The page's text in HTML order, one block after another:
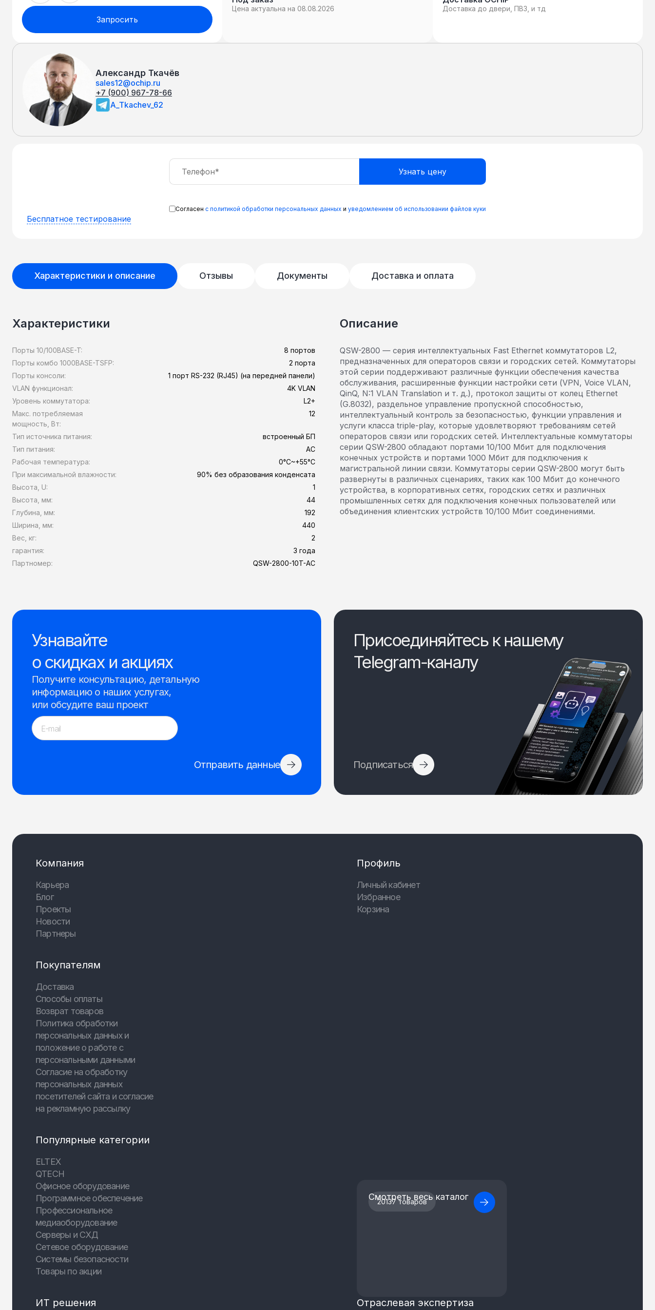
Запросить
Цена актуальна на 08.08.2026 Доставка до двери, ПВЗ, и тд
Александр Ткачёв
sales12@ochip.ru
+7 (900) 967-78-66
A_Tkachev_62
Согласен с политикой обработки персональных данных и уведомлением об использовании файлов куки
Бесплатное тестирование
Характеристики и описание Отзывы Документы Доставка и оплата
Характеристики
Порты 10/100BASE-T:
8 портов
Порты комбо 1000BASE-TSFP:
2 порта
Порты консоли:
1 порт RS-232 (RJ45) (на передней панели)
VLAN функционал:
4K VLAN
Уровень коммутатора:
L2+
Макс. потребляемая
мощность, Вт:
12
Тип источника питания:
встроенный БП
Тип питания:
AC
Рабочая температура:
0°C~+55°C
При максимальной влажности:
90% без образования конденсата
Высота, U:
1
Высота, мм:
44
Глубина, мм:
192
Ширина, мм:
440
Вес, кг:
2
гарантия:
3 года
Партномер:
QSW-2800-10T-AC
Описание
QSW-2800 — серия интеллектуальных Fast Ethernet коммутаторов L2,
предназначенных для операторов связи и городских сетей. Коммутаторы
этой серии поддерживают различные функции обеспечения качества
обслуживания, расширенные функции настройки сети (VPN, Voice VLAN,
QinQ, N:1 VLAN Translation и т. д.), протокол защиты от колец Ethernet
(G.8032), раздельное управление пропускной способностью,
интеллектуальный контроль за безопасностью, функции управления и
услуги класса triple-play, которые удовлетворяют требованиям сетей
операторов связи или городских сетей. Интеллектуальные коммутаторы
серии QSW-2800 обладают портами 10/100 Мбит для подключения
конечных устройств и портами 1000 Мбит для подключения к
магистральной линии связи. Коммутаторы серии QSW-2800 могут быть
развернуты в различных сценариях, таких как 100 Мбит до конечного
устройства, в корпоративных сетях, городских сетях и различных
промышленных сетях для подключения конечных пользователей или
объединения клиентских устройств 10/100 Мбит соединениями.
Узнавайте
о скидках и акциях
Получите консультацию, детальную
информацию о наших услугах,
или обсудите ваш проект
Отправить данные
Присоединяйтесь к нашему
Telegram-каналу
Подписаться
Компания
Карьера
Блог
Проекты
Новости
Партнеры
Покупателям
Доставка
Способы оплаты
Возврат товаров
Политика обработки
персональных данных и
положение о работе с
персональными данными
Согласие на обработку
персональных данных
посетителей сайта и согласие
на рекламную рассылку
Популярные категории
ELTEX
QTECH
Офисное оборудование
Программное обеспечение
Профессиональное
медиаоборудование
Серверы и СХД
Сетевое оборудование
Системы безопасности
Товары по акции
Профиль
Личный кабинет
Избранное
Корзина
20137 товаров
Смотреть весь каталог
ИТ решения Отраслевая экспертиза